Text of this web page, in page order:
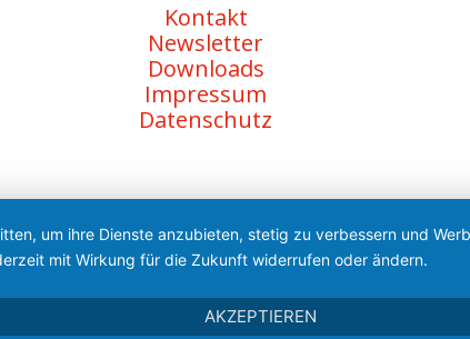
Kontakt
Newsletter
Downloads
Impressum
Datenschutz
um ihre Dienste anzubieten, stetig zu verbessern und
mit Wirkung für die Zukunft widerrufen oder ändern.
AKZEPTIEREN